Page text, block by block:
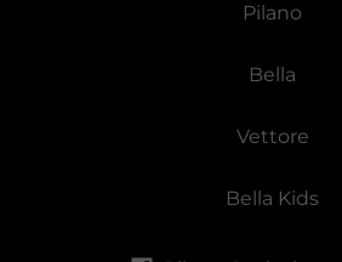
Pilano
Bella
Vettore
Bella Kids